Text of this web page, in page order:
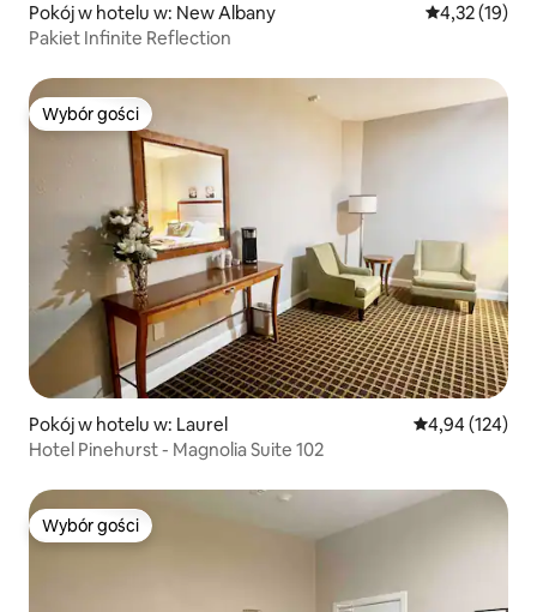
Pokój w hotelu w: New Albany Średnia
4,32 (19)
Pakiet Infinite Reflection
Wybór gości
Wybór gości
Pokój w hotelu w: Laurel Średnia
4,94 (124)
Hotel Pinehurst - Magnolia Suite 102
Wybór gości
Wybór gości